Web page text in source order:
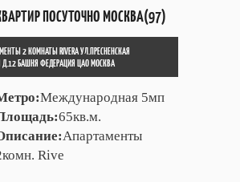
ПОСУТОЧНО МОСКВА(97)
2 КОМНАТЫ RIVERA УЛ.ПРЕСНЕНСКАЯ
Д.12 БАШНЯ ФЕДЕРАЦИЯ ЦАО МОСКВА
Международная 5мп
65кв.м.
Апартаменты
Rive